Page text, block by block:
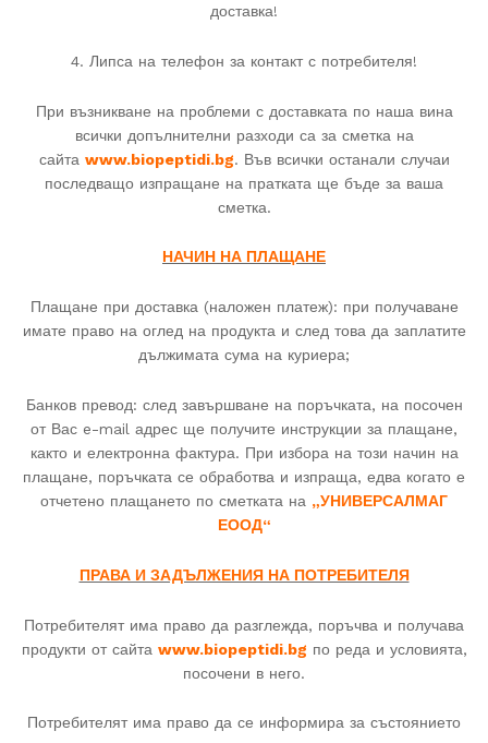
доставка!
4. Липса на телефон за контакт с потребителя!
При възникване на проблеми с доставката по наша вина
всички допълнителни разходи са за сметка на
сайта www.biopeptidi.bg. Във всички останали случаи
последващо изпращане на пратката ще бъде за ваша
сметка.
НАЧИН НА ПЛАЩАНЕ
Плащане при доставка (наложен платеж): при получаване
имате право на оглед на продукта и след това да заплатите
дължимата сума на куриера;
Банков превод: след завършване на поръчката, на посочен
от Вас e-mail адрес ще получите инструкции за плащане,
както и електронна фактура. При избора на този начин на
плащане, поръчката се обработва и изпраща, едва когато е
отчетено плащането по сметката на „УНИВЕРСАЛМАГ
ЕООД“
ПРАВА И ЗАДЪЛЖЕНИЯ НА ПОТРЕБИТЕЛЯ
Потребителят има право да разглежда, поръчва и получава
продукти от сайта www.biopeptidi.bg по реда и условията,
посочени в него.
Потребителят има право да се информира за състоянието